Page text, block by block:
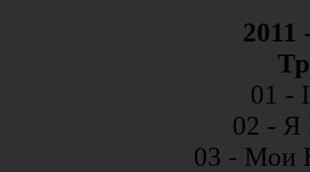
2011
01 -
02 - Я
03 - Мои